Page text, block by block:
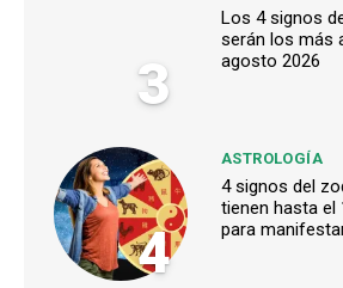
3
Los 4 signos
serán los más
agosto 2026
4
ASTROLOGÍA
4 signos del
tienen hasta el
para